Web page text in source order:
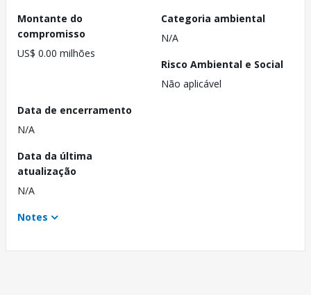
Montante do
compromisso
US$ 0.00 milhões
Categoria ambiental
N/A
Risco Ambiental e Social
Não aplicável
Data de encerramento
N/A
Data da última
atualização
N/A
Notes